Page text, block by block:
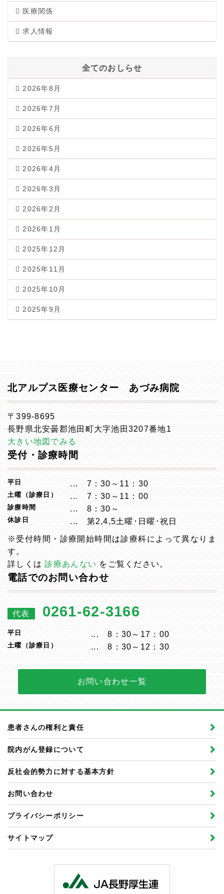
医療関係
求人情報
全てのおしらせ
2026年8月
2026年7月
2026年6月
2026年5月
2026年4月
2026年3月
2026年2月
2026年1月
2025年12月
2025年11月
2025年10月
2025年9月
北アルプス医療センター あづみ病院
〒399-8695
長野県北安曇郡池田町大字池田3207番地1
大きい地図でみる
受付・診療時間
平日 7：30～11：30
土曜（診療日） 7：30～11：00
診療時間 8：30～
休診日 第2,4,5土曜･日曜･祝日
※受付時間・診療開始時間は診療科によって異なりま
す。
詳しくは診療あんない をご覧ください。
電話でのお問い合わせ
代表 0261-62-3166
平日 8：30～17：00
土曜（診療日） 8：30～12：30
お問い合わせ一覧
患者さんの権利と責任
院内がん登録について
反社会的勢力に対する基本方針
お問い合わせ
プライバシーポリシー
サイトマップ